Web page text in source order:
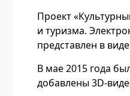
Проект
и туризма.
представлен в
В мае 2015 года
добавлены 3D-